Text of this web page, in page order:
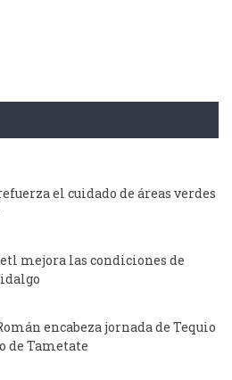
el cuidado de áreas verdes
mejora las condiciones de
encabeza jornada de Tequio
de Tametate